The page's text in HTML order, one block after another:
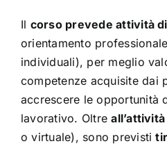
Il corso prevede attività
orientamento
individuali), per meglio
competenze acquisite dai
accrescere le opportunità
lavorativo. Oltre
o virtuale), sono previsti